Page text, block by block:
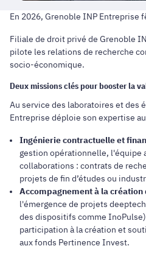
En 2026, Grenoble INP Entreprise
Filiale de droit privé de Grenoble
pilote les relations de recherche
socio-économique.
Deux missions clés pour booster la
Au service des laboratoires et des
Entreprise déploie son expertise
Ingénierie contractuelle et
gestion opérationnelle, l'équipe
collaborations : contrats de
projets de fin d’études ou
Accompagnement à la
l'émergence de projets
des dispositifs comme
participation à la création et
aux fonds Pertinence Invest.